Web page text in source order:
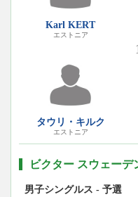
Karl KERT
エストニア
タウリ・キルク
エストニア
ビクター スウェーデ
男子シングルス - 予選